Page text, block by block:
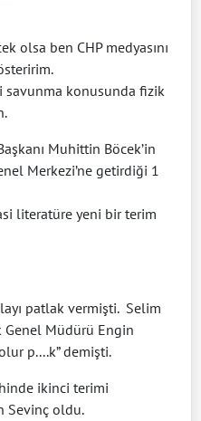
olsa ben CHP medyasını
savunma konusunda fizik
Muhittin Böcek’in
Merkezi’ne getirdiği 1
literatüre yeni bir terim
patlak vermişti. Selim
Genel Müdürü Engin
p....k” demişti.
ikinci terimi
Sevinç oldu.